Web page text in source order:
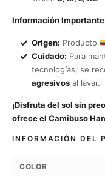
Información
Origen: Producto
Cuidado: Para
tecnologías, se
agresivos al lavar.
¡Disfruta del sol sin
ofrece el Camibuso
INFORMACIÓN DEL
COLOR